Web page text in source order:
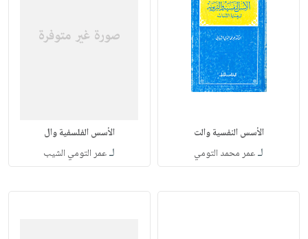
الأسس النفسية والت
لـعمر محمد التومي
الأسس الفلسفية وال
لـعمر التومي الشيب